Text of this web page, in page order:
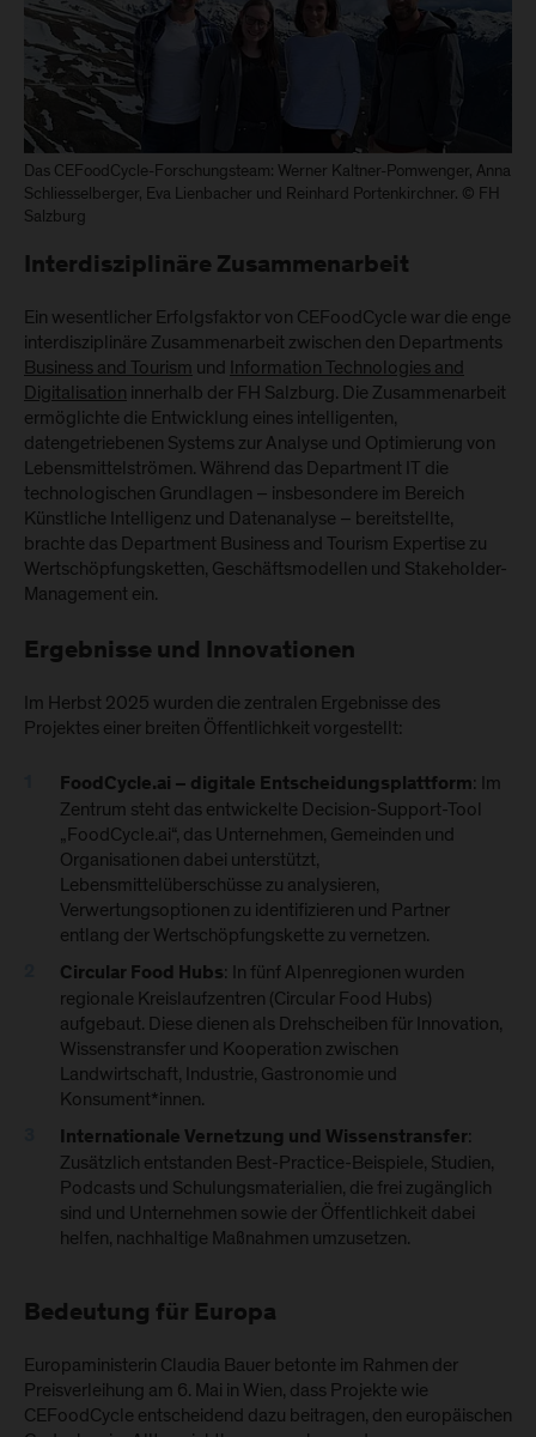
Das CEFoodCycle-Forschungsteam: Werner Kaltner-Pomwenger, Anna
Schliesselberger, Eva Lienbacher und Reinhard Portenkirchner. © FH
Salzburg
Interdisziplinäre Zusammenarbeit
Ein wesentlicher Erfolgsfaktor von CEFoodCycle war die enge
interdisziplinäre Zusammenarbeit zwischen den Departments
Business and Tourism und Information Technologies and
Digitalisation innerhalb der FH Salzburg. Die Zusammenarbeit
ermöglichte die Entwicklung eines intelligenten,
datengetriebenen Systems zur Analyse und Optimierung von
Lebensmittelströmen. Während das Department IT die
technologischen Grundlagen – insbesondere im Bereich
Künstliche Intelligenz und Datenanalyse – bereitstellte,
brachte das Department Business and Tourism Expertise zu
Wertschöpfungsketten, Geschäftsmodellen und Stakeholder-
Management ein.
Ergebnisse und Innovationen
Im Herbst 2025 wurden die zentralen Ergebnisse des
Projektes einer breiten Öffentlichkeit vorgestellt:
FoodCycle.ai – digitale Entscheidungsplattform: Im
Zentrum steht das entwickelte Decision-Support-Tool
„FoodCycle.ai“, das Unternehmen, Gemeinden und
Organisationen dabei unterstützt,
Lebensmittelüberschüsse zu analysieren,
Verwertungsoptionen zu identifizieren und Partner
entlang der Wertschöpfungskette zu vernetzen.
Circular Food Hubs: In fünf Alpenregionen wurden
regionale Kreislaufzentren (Circular Food Hubs)
aufgebaut. Diese dienen als Drehscheiben für Innovation,
Wissenstransfer und Kooperation zwischen
Landwirtschaft, Industrie, Gastronomie und
Konsument*innen.
Internationale Vernetzung und Wissenstransfer:
Zusätzlich entstanden Best-Practice-Beispiele, Studien,
Podcasts und Schulungsmaterialien, die frei zugänglich
sind und Unternehmen sowie der Öffentlichkeit dabei
helfen, nachhaltige Maßnahmen umzusetzen.
Bedeutung für Europa
Europaministerin Claudia Bauer betonte im Rahmen der
Preisverleihung am 6. Mai in Wien, dass Projekte wie
CEFoodCycle entscheidend dazu beitragen, den europäischen